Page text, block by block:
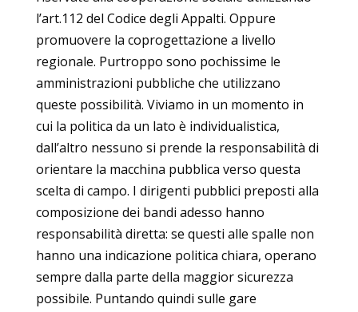
l’art.112 del Codice degli Appalti. Oppure
promuovere la coprogettazione a livello
regionale. Purtroppo sono pochissime le
amministrazioni pubbliche che utilizzano
queste possibilità. Viviamo in un momento in
cui la politica da un lato è individualistica,
dall’altro nessuno si prende la responsabilità di
orientare la macchina pubblica verso questa
scelta di campo. I dirigenti pubblici preposti alla
composizione dei bandi adesso hanno
responsabilità diretta: se questi alle spalle non
hanno una indicazione politica chiara, operano
sempre dalla parte della maggior sicurezza
possibile. Puntando quindi sulle gare